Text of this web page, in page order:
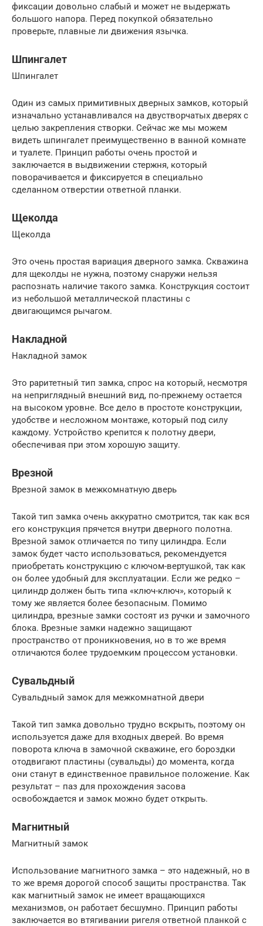
фиксации довольно слабый и может не выдержать
большого напора. Перед покупкой обязательно
проверьте, плавные ли движения язычка.
Шпингалет
Шпингалет
Один из самых примитивных дверных замков, который
изначально устанавливался на двустворчатых дверях с
целью закрепления створки. Сейчас же мы можем
видеть шпингалет преимущественно в ванной комнате
и туалете. Принцип работы очень простой и
заключается в выдвижении стержня, который
поворачивается и фиксируется в специально
сделанном отверстии ответной планки.
Щеколда
Щеколда
Это очень простая вариация дверного замка. Скважина
для щеколды не нужна, поэтому снаружи нельзя
распознать наличие такого замка. Конструкция состоит
из небольшой металлической пластины с
двигающимся рычагом.
Накладной
Накладной замок
Это раритетный тип замка, спрос на который, несмотря
на неприглядный внешний вид, по-прежнему остается
на высоком уровне. Все дело в простоте конструкции,
удобстве и несложном монтаже, который под силу
каждому. Устройство крепится к полотну двери,
обеспечивая при этом хорошую защиту.
Врезной
Врезной замок в межкомнатную дверь
Такой тип замка очень аккуратно смотрится, так как вся
его конструкция прячется внутри дверного полотна.
Врезной замок отличается по типу цилиндра. Если
замок будет часто использоваться, рекомендуется
приобретать конструкцию с ключом-вертушкой, так как
он более удобный для эксплуатации. Если же редко –
цилиндр должен быть типа «ключ-ключ», который к
тому же является более безопасным. Помимо
цилиндра, врезные замки состоят из ручки и замочного
блока. Врезные замки надежно защищают
пространство от проникновения, но в то же время
отличаются более трудоемким процессом установки.
Сувальдный
Сувальдный замок для межкомнатной двери
Такой тип замка довольно трудно вскрыть, поэтому он
используется даже для входных дверей. Во время
поворота ключа в замочной скважине, его бороздки
отодвигают пластины (сувальды) до момента, когда
они станут в единственное правильное положение. Как
результат – паз для прохождения засова
освобождается и замок можно будет открыть.
Магнитный
Магнитный замок
Использование магнитного замка – это надежный, но в
то же время дорогой способ защиты пространства. Так
как магнитный замок не имеет вращающихся
механизмов, он работает бесшумно. Принцип работы
заключается во втягивании ригеля ответной планкой с